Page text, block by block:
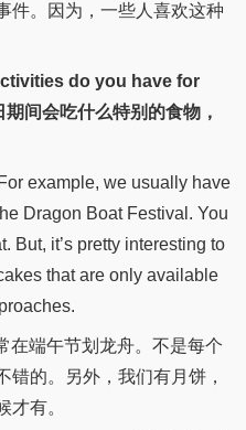
件。因为，一些人喜欢这种
do you have for
间会吃什么特别的食物，
example, we usually have
Dragon Boat Festival. You
But, it’s pretty interesting to
that are only available
在端午节划龙舟。不是每个
错的。另外，我们有月饼，
才有。